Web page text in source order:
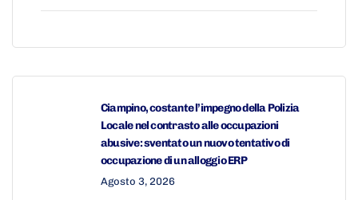
Ciampino, costante l’impegno della Polizia
Locale nel contrasto alle occupazioni
abusive: sventato un nuovo tentativo di
occupazione di un alloggio ERP
Agosto 3, 2026